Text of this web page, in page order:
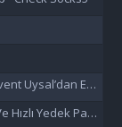
Büyük Destek
Parça Çözümleri